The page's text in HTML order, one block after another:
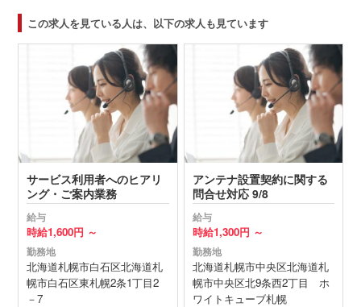
この求人を見ている人は、以下の求人も見ています
サービス利用者へのヒアリ
ング・ご案内業務
給与
時給1,600円 ～
勤務地
北海道札幌市白石区北海道札
幌市白石区東札幌2条1丁目2
－7
アンテナ設置契約に関する
問合せ対応 9/8
給与
時給1,300円 ～
勤務地
北海道札幌市中央区北海道札
幌市中央区北9条西2丁目 ホ
ワイトキューブ札幌